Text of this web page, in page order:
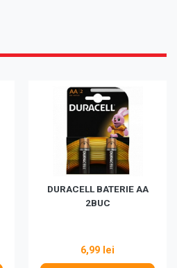
DURACELL BATERIE AA
2BUC
6,99 lei